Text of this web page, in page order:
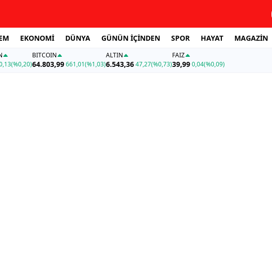
EKONOMİ DÜNYA GÜNÜN İÇİNDEN SPOR HAYAT MAGAZİN
(%0,20)
BITCOIN
64.803,99661,01(%1,03)
ALTIN
6.543,3647,27(%0,73)
FAİZ
39,990,04(%0,09)